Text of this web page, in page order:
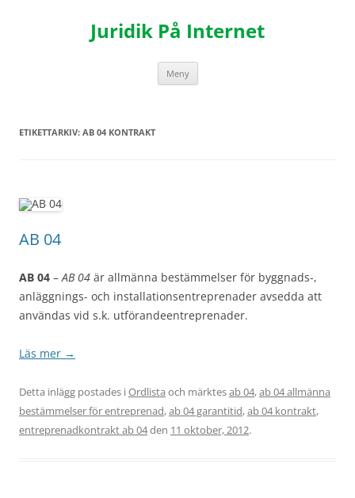
Juridik På Internet
Meny
ETIKETTARKIV: AB 04 KONTRAKT
AB 04
AB 04 –AB 04 är allmänna bestämmelser för byggnads-,
anläggnings- och installationsentreprenader avsedda att
användas vid s.k. utförandeentreprenader.
Läs mer →
Detta inlägg postades iOrdlista och märktesab 04,ab 04 allmänna
bestämmelser för entreprenad,ab 04 garantitid,ab 04 kontrakt,
entreprenadkontrakt ab 04den 11 oktober, 2012.